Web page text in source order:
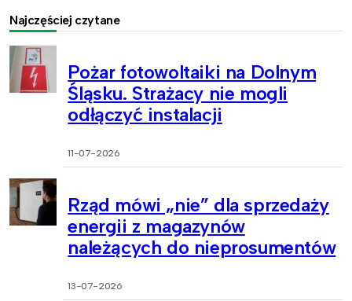
Najczęściej czytane
Pożar fotowoltaiki na Dolnym
Śląsku. Strażacy nie mogli
odłączyć instalacji
11-07-2026
Rząd mówi „nie” dla sprzedaży
energii z magazynów
należących do nieprosumentów
13-07-2026